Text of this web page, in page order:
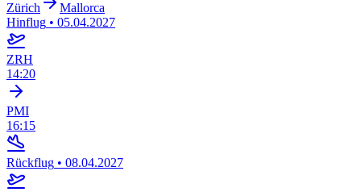
Zürich
Mallorca
Hinflug • 05.04.2027
ZRH
14:20
PMI
16:15
Rückflug • 08.04.2027